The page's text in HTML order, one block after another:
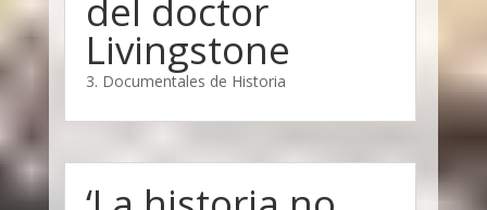
del doctor
Livingstone
3. Documentales de Historia